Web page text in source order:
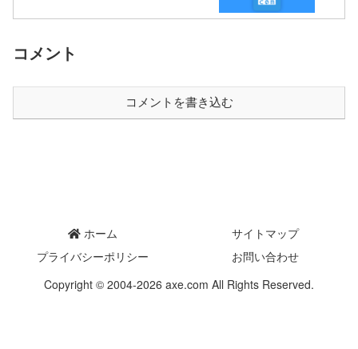
コメント
コメントを書き込む
ホーム
サイトマップ
プライバシーポリシー
お問い合わせ
Copyright © 2004-2026 axe.com All Rights Reserved.